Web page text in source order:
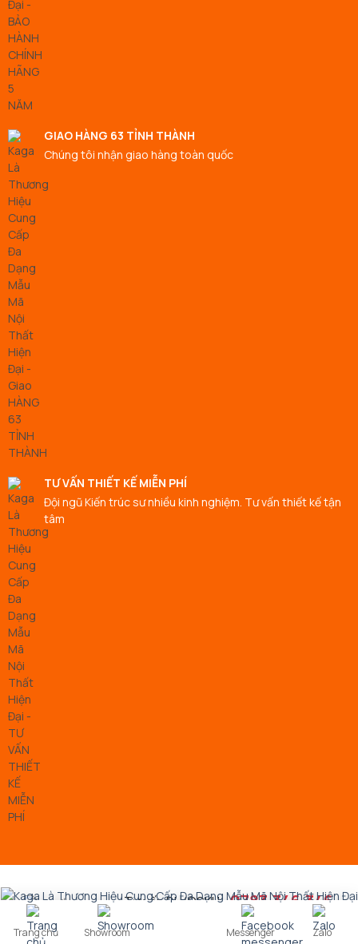
GIAO HÀNG 63 TỈNH THÀNH
Chúng tôi nhận giao hàng toàn quốc
TƯ VẤN THIẾT KẾ MIỄN PHÍ
Đội ngũ Kiến trúc sư nhiều kinh nghiệm. Tư vấn thiết kế tận
tâm
Tư vấn BH/CSKH 0783.346.346
Trang chủ Showroom Messenger Zalo